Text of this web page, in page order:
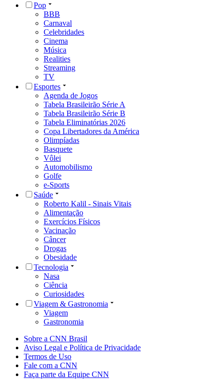
Pop
BBB
Carnaval
Celebridades
Cinema
Música
Realities
Streaming
TV
Esportes
Agenda de Jogos
Tabela Brasileirão Série A
Tabela Brasileirão Série B
Tabela Eliminatórias 2026
Copa Libertadores da América
Olimpíadas
Basquete
Vôlei
Automobilismo
Golfe
e-Sports
Saúde
Roberto Kalil - Sinais Vitais
Alimentação
Exercícios Físicos
Vacinação
Câncer
Drogas
Obesidade
Tecnologia
Nasa
Ciência
Curiosidades
Viagem & Gastronomia
Viagem
Gastronomia
Sobre a CNN Brasil
Aviso Legal e Política de Privacidade
Termos de Uso
Fale com a CNN
Faça parte da Equipe CNN